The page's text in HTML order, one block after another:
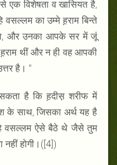
एक विशेषता व खासियत है,
का उम्मे ह़राम बिन्ते
और उनका आपके सर में जूं
थीं और न ही वह आपकी
है। "
है कि ह़दीस़ शरीफ में
के साथ, जिसका अर्थ यह है
वसल्लम ऐसे बैठे थे जैसे तुम
नहीं होगी।([4])